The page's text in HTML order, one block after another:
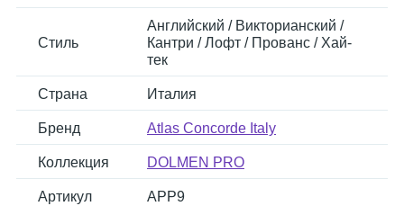
Стиль
Английский / Викторианский /
Кантри / Лофт / Прованс / Хай-
тек
Страна Италия
Бренд Atlas Concorde Italy
Коллекция DOLMEN PRO
Артикул APP9